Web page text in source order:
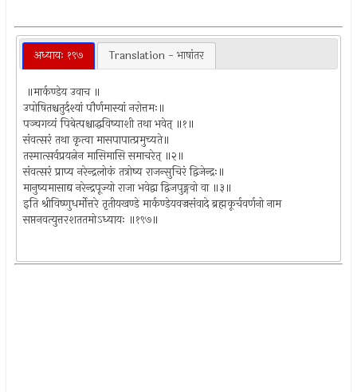
अध्यायः १९७ Translation - भाषांतर
॥मार्कण्डेय उवाच ॥
उपोषितश्चतुर्दश्यां पौर्णमास्यां नरोत्तमः॥
पञ्चगव्यं पिबेत्पश्चाद्धविष्याशी तथा भवेत् ॥१॥
संवत्सरं तथा कृत्वा मासपापात्प्रमुच्यते॥
तस्मात्सर्वप्रयत्नेन मासिमासि समाचरेत् ॥२॥
संवत्सरं प्राप्य नरेन्द्रलोकं तत्रोष्य राजन्सुचिरं द्विजेन्द्रः॥
मानुष्यमासाद्य नरेन्द्रपूज्यो राजा भवेद्वा द्विजपुङ्गवो वा ॥३॥
इति श्रीविष्णुधर्मोत्तरे तृतीयखण्डे मार्कण्डेयवज्रसंवादे ब्रह्मकूर्चवर्णनो नाम
सप्तनवत्युत्तरशततमोऽध्यायः ॥१९७॥